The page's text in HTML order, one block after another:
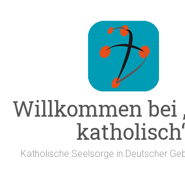
Willkommen bei
Katholische Seelsorge in Deutscher